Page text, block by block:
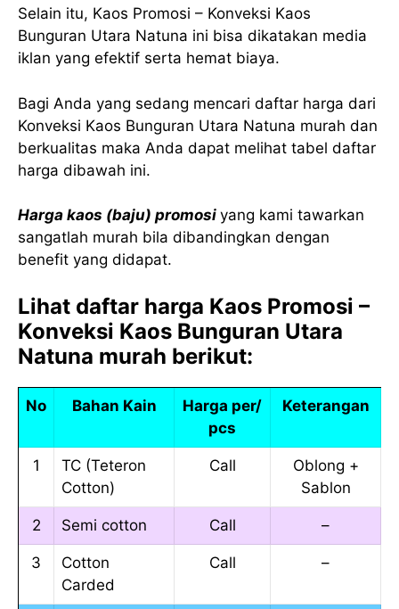
Selain itu, Kaos Promosi – Konveksi Kaos
Bunguran Utara Natuna ini bisa dikatakan media
iklan yang efektif serta hemat biaya.
Bagi Anda yang sedang mencari daftar harga dari
Konveksi Kaos Bunguran Utara Natuna murah dan
berkualitas maka Anda dapat melihat tabel daftar
harga dibawah ini.
Harga kaos (baju) promosi yang kami tawarkan
sangatlah murah bila dibandingkan dengan
benefit yang didapat.
Lihat daftar harga Kaos Promosi –
Konveksi Kaos Bunguran Utara
Natuna murah berikut:
No Bahan Kain
Harga per/
pcs
Keterangan
1
TC (Teteron
Cotton)
Call
Oblong +
Sablon
2 Semi cotton Call –
3
Cotton
Carded
Call –